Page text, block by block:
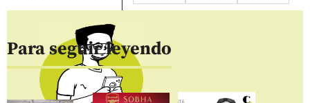
Para seguir leyendo